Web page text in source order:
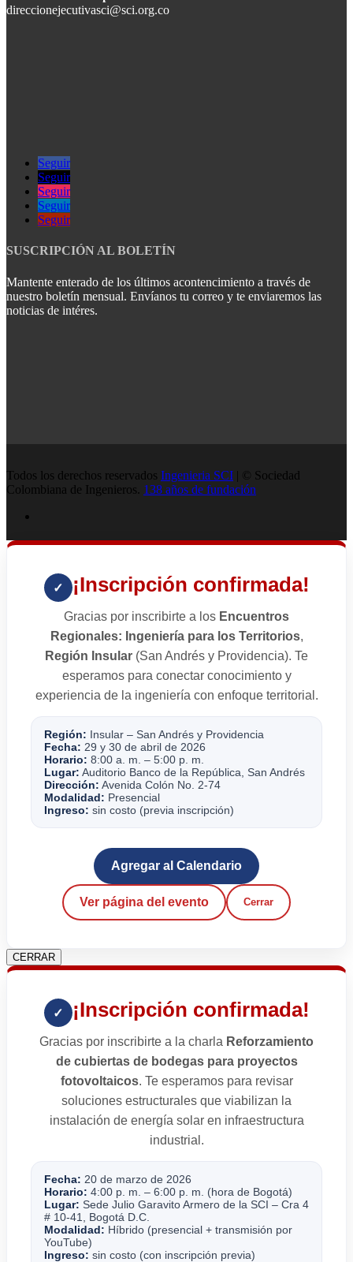
direccionejecutivasci@sci.org.co
Seguir
Seguir
Seguir
Seguir
Seguir
SUSCRIPCIÓN AL BOLETÍN
Mantente enterado de los últimos acontencimiento a través de
nuestro boletín mensual. Envíanos tu correo y te enviaremos las
noticias de intéres.
Todos los derechos reservados Ingenieria SCI | © Sociedad
Colombiana de Ingenieros. 138 años de fundación
✓ ¡Inscripción confirmada!
Gracias por inscribirte a los Encuentros
Regionales: Ingeniería para los Territorios,
Región Insular (San Andrés y Providencia). Te
esperamos para conectar conocimiento y
experiencia de la ingeniería con enfoque territorial.
Región: Insular – San Andrés y Providencia
Fecha: 29 y 30 de abril de 2026
Horario: 8:00 a. m. – 5:00 p. m.
Lugar: Auditorio Banco de la República, San Andrés
Dirección: Avenida Colón No. 2-74
Modalidad: Presencial
Ingreso: sin costo (previa inscripción)
Agregar al Calendario
Ver página del evento Cerrar
CERRAR
✓ ¡Inscripción confirmada!
Gracias por inscribirte a la charla Reforzamiento
de cubiertas de bodegas para proyectos
fotovoltaicos. Te esperamos para revisar
soluciones estructurales que viabilizan la
instalación de energía solar en infraestructura
industrial.
Fecha: 20 de marzo de 2026
Horario: 4:00 p. m. – 6:00 p. m. (hora de Bogotá)
Lugar: Sede Julio Garavito Armero de la SCI – Cra 4
# 10-41, Bogotá D.C.
Modalidad: Híbrido (presencial + transmisión por
YouTube)
Ingreso: sin costo (con inscripción previa)